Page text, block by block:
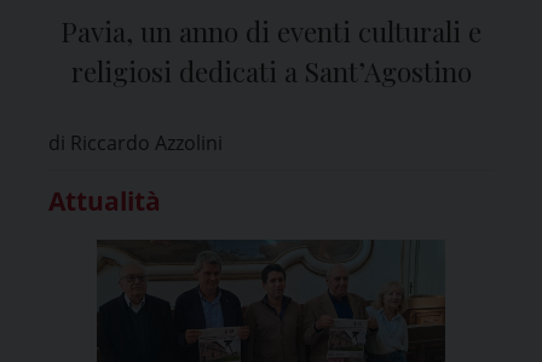
Pavia, un anno di eventi culturali e
religiosi dedicati a Sant’Agostino
di Riccardo Azzolini
Attualità